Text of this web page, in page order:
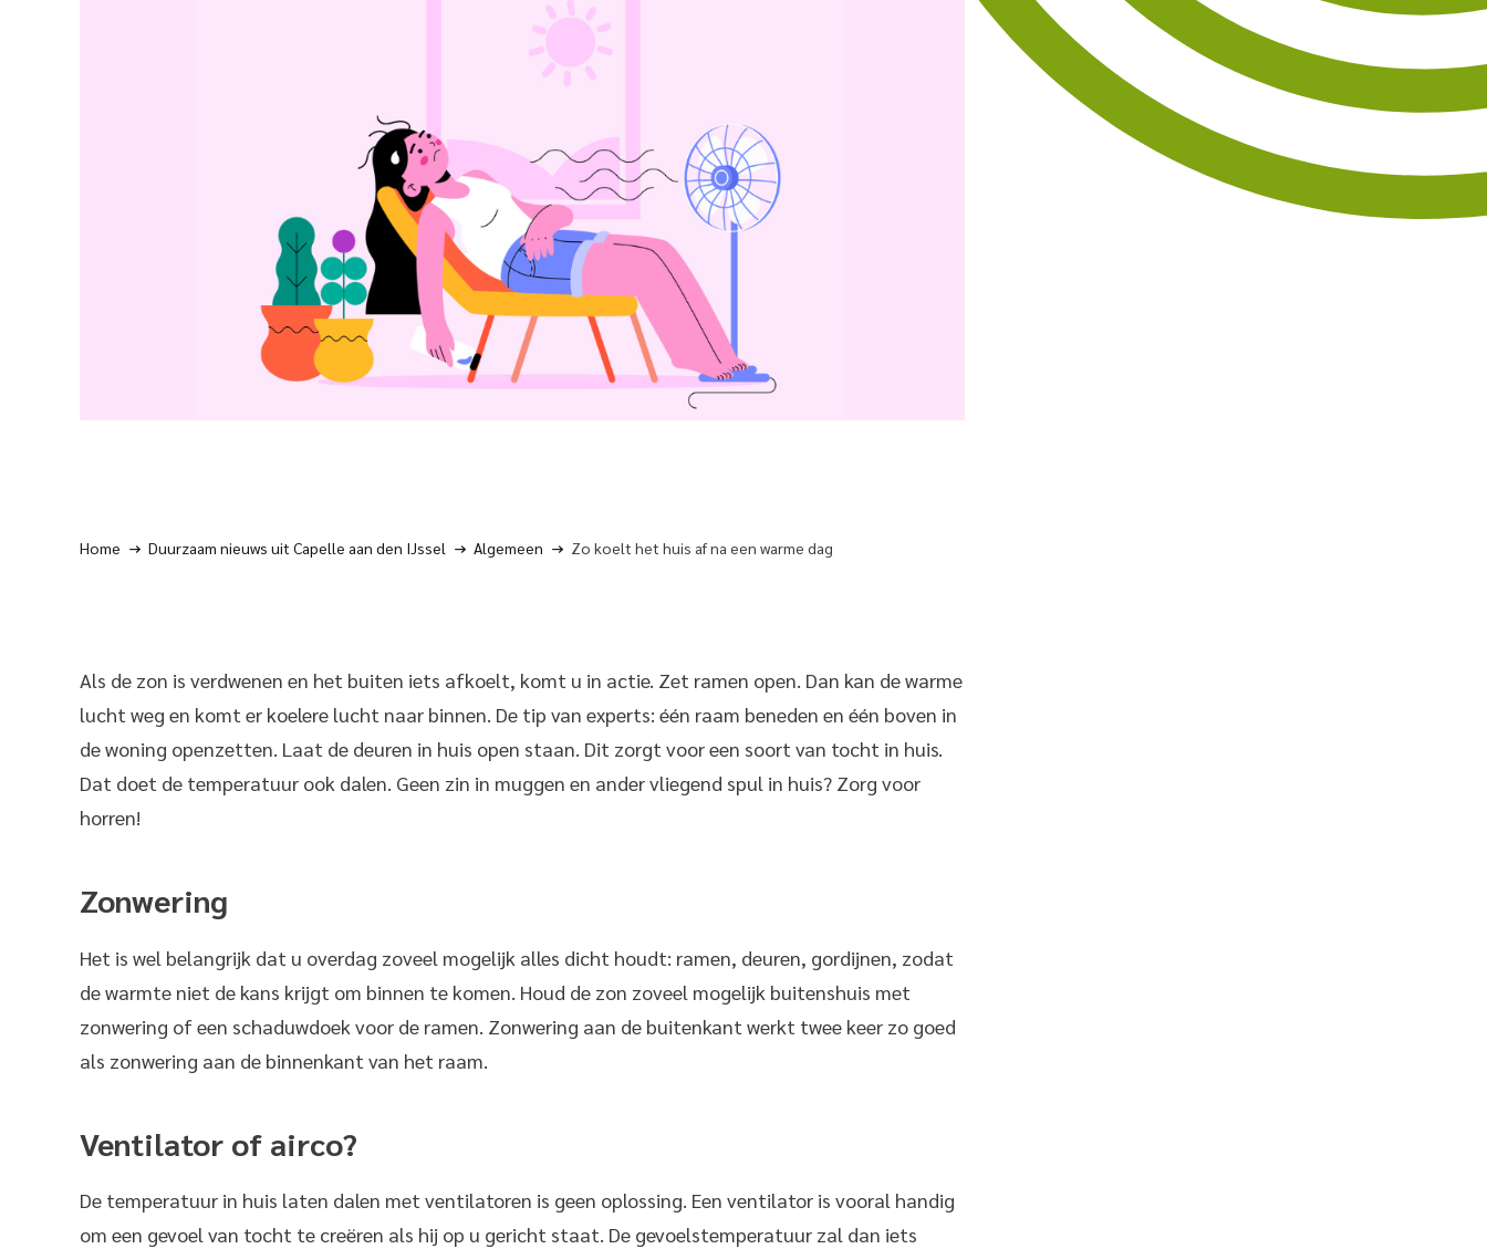
Home Duurzaam nieuws uit Capelle aan den IJssel Algemeen Zo koelt het huis af na een warme dag
Als de zon is verdwenen en het buiten iets afkoelt, komt u in actie. Zet ramen open. Dan kan de warme
lucht weg en komt er koelere lucht naar binnen. De tip van experts: één raam beneden en één boven in
de woning openzetten. Laat de deuren in huis open staan. Dit zorgt voor een soort van tocht in huis.
Dat doet de temperatuur ook dalen. Geen zin in muggen en ander vliegend spul in huis? Zorg voor
horren!
Zonwering
Het is wel belangrijk dat u overdag zoveel mogelijk alles dicht houdt: ramen, deuren, gordijnen, zodat
de warmte niet de kans krijgt om binnen te komen. Houd de zon zoveel mogelijk buitenshuis met
zonwering of een schaduwdoek voor de ramen. Zonwering aan de buitenkant werkt twee keer zo goed
als zonwering aan de binnenkant van het raam.
Ventilator of airco?
De temperatuur in huis laten dalen met ventilatoren is geen oplossing. Een ventilator is vooral handig
om een gevoel van tocht te creëren als hij op u gericht staat. De gevoelstemperatuur zal dan iets